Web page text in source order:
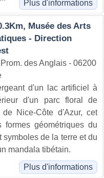
Plus d'informations
Musée des Arts
- Direction
des Anglais - 06200
d'un lac artificiel à
d'un parc floral de
Nice-Côte d'Azur, cet
géométriques du
de la terre et du
mandala tibétain.
Plus d'informations